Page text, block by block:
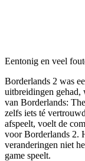
Eentonig en veel
Borderlands 2 was
uitbreidingen gehad,
van Borderlands:
zelfs iets té
afspeelt, voelt de
voor Borderlands 2.
veranderingen niet
game speelt.